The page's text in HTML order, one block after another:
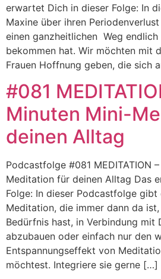
erwartet Dich in dieser Folge: In
Maxine über ihren
einen ganzheitlichen Weg
bekommen hat. Wir möchten mit
Frauen Hoffnung geben, die sich
#081
Minuten Mini-
deinen Alltag
Podcastfolge #081 MEDITATION
Meditation für deinen Alltag Das
Folge: In dieser Podcastfolge gibt
Meditation, die immer dann da
Bedürfnis hast, in Verbindung mit
abzubauen oder einfach nur den
Entspannungseffekt von
möchtest. Integriere sie gerne […]